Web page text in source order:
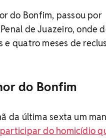
do Bonfim, passou por
de Juazeiro, onde
quatro meses de
do Bonfim
da última sexta um
do homicídio